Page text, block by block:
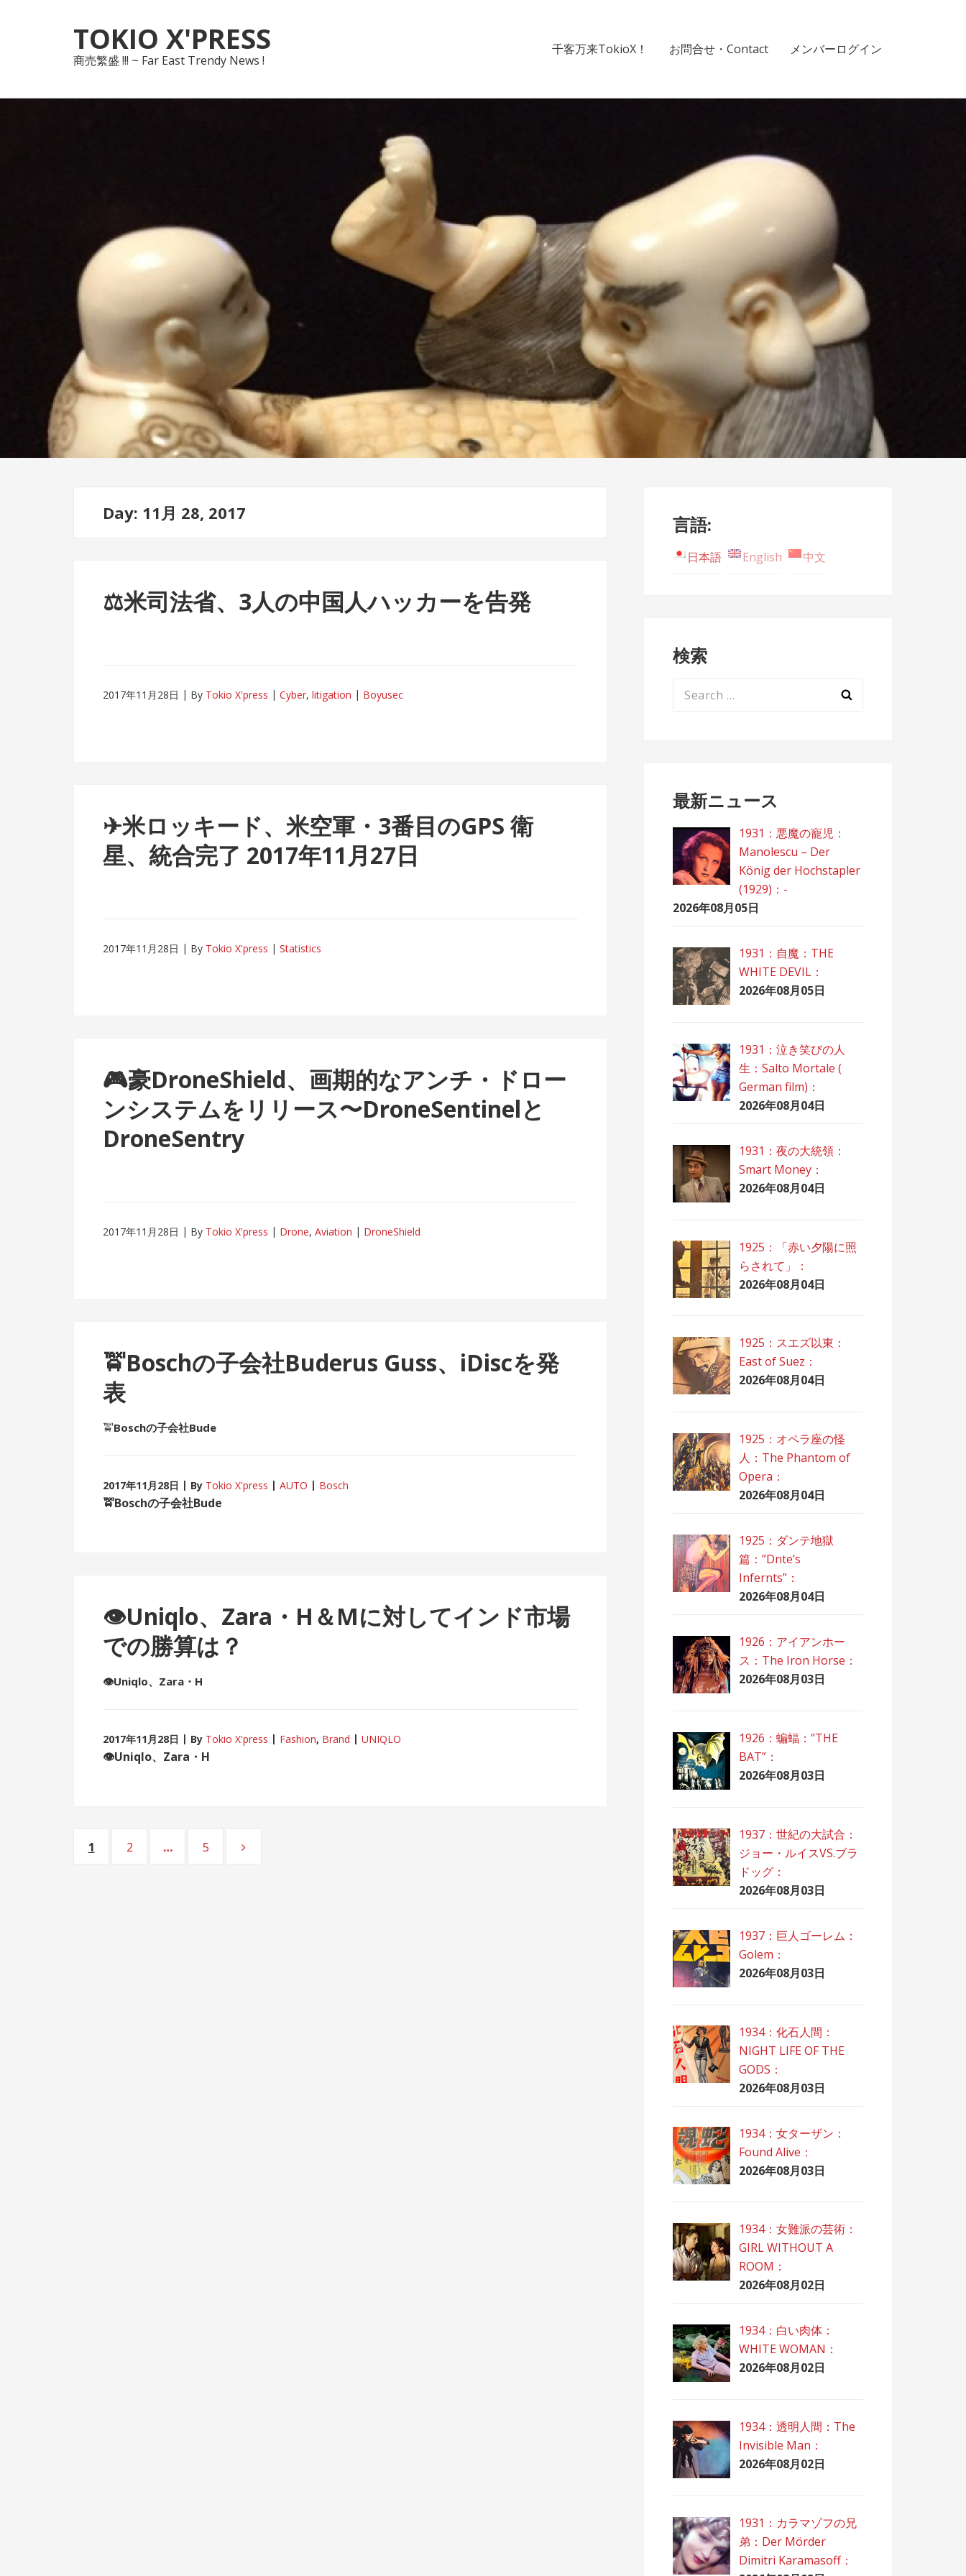
to
navigation
to
content
TOKIO X'PRESS
商売繁盛 !!! ~ Far East Trendy News !
千客万来TokioX！ お問合せ・Contact メンバーログイン
Day: 11月 28, 2017
⚖米司法省、3人の中国人ハッカーを告発
2017年11月28日 By Tokio X'press Cyber, litigation Boyusec
✈米ロッキード、米空軍・3番目のGPS 衛
星、統合完了 2017年11月27日
2017年11月28日 By Tokio X'press Statistics
🎮豪DroneShield、画期的なアンチ・ドロー
ンシステムをリリース〜DroneSentinelと
DroneSentry
2017年11月28日 By Tokio X'press Drone, Aviation DroneShield
🚖Boschの子会社Buderus Guss、iDiscを発
表
🚖Boschの子会社Bude
2017年11月28日 By Tokio X'press AUTO Bosch
🚖Boschの子会社Bude
👁Uniqlo、Zara・H＆Mに対してインド市場
での勝算は？
👁Uniqlo、Zara・H
2017年11月28日 By Tokio X'press Fashion, Brand UNIQLO
👁Uniqlo、Zara・H
Posts
Page
1 Page
2 … Page
5
言語:
日本語 English 中文
検索
Search
最新ニュース
1931：悪魔の寵児：
Manolescu – Der
König der Hochstapler
(1929)：-
2026年08月05日
1931：自魔：ТHЕ
WHITE DEVIL：
2026年08月05日
1931：泣き笑びの人
生：Salto Mortale (
German film)：
2026年08月04日
1931：夜の大統領：
Smart Money：
2026年08月04日
1925：「赤い夕陽に照
らされて」：
2026年08月04日
1925：スエズ以東：
East of Suez：
2026年08月04日
1925：オペラ座の怪
人：The Phantom of
Opera：
2026年08月04日
1925：ダンテ地獄
篇：”Dnte’s
Infernts”：
2026年08月04日
1926：アイアンホー
ス：The Iron Horse：
2026年08月03日
1926：蝙蝠：”THE
BAT”：
2026年08月03日
1937：世紀の大試合：
ジョー・ルイスVS.ブラ
ドッグ：
2026年08月03日
1937：巨人ゴーレム：
Golem：
2026年08月03日
1934：化石人間：
NIGHT LIFE OF THE
GODS：
2026年08月03日
1934：女ターザン：
Found Alive：
2026年08月03日
1934：女難派の芸術：
GIRL WITHOUT A
ROOM：
2026年08月02日
1934：白い肉体：
WHITE WOMAN：
2026年08月02日
1934：透明人間：The
Invisible Man：
2026年08月02日
1931：カラマゾフの兄
弟：Der Mörder
Dimitri Karamasoff：